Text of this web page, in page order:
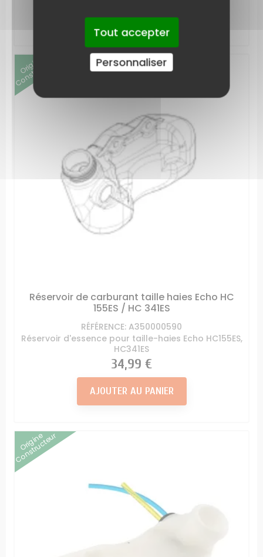
AJOUTER AU PANIER
Origine
Constructeur
Réservoir de carburant taille haies Echo HC
155ES / HC 341ES
RÉFÉRENCE: A350000590
Réservoir d'essence pour taille-haies Echo HC155ES,
HC341ES
Prix
34,99 €
AJOUTER AU PANIER
Origine
Constructeur
Tout accepter
Personnaliser